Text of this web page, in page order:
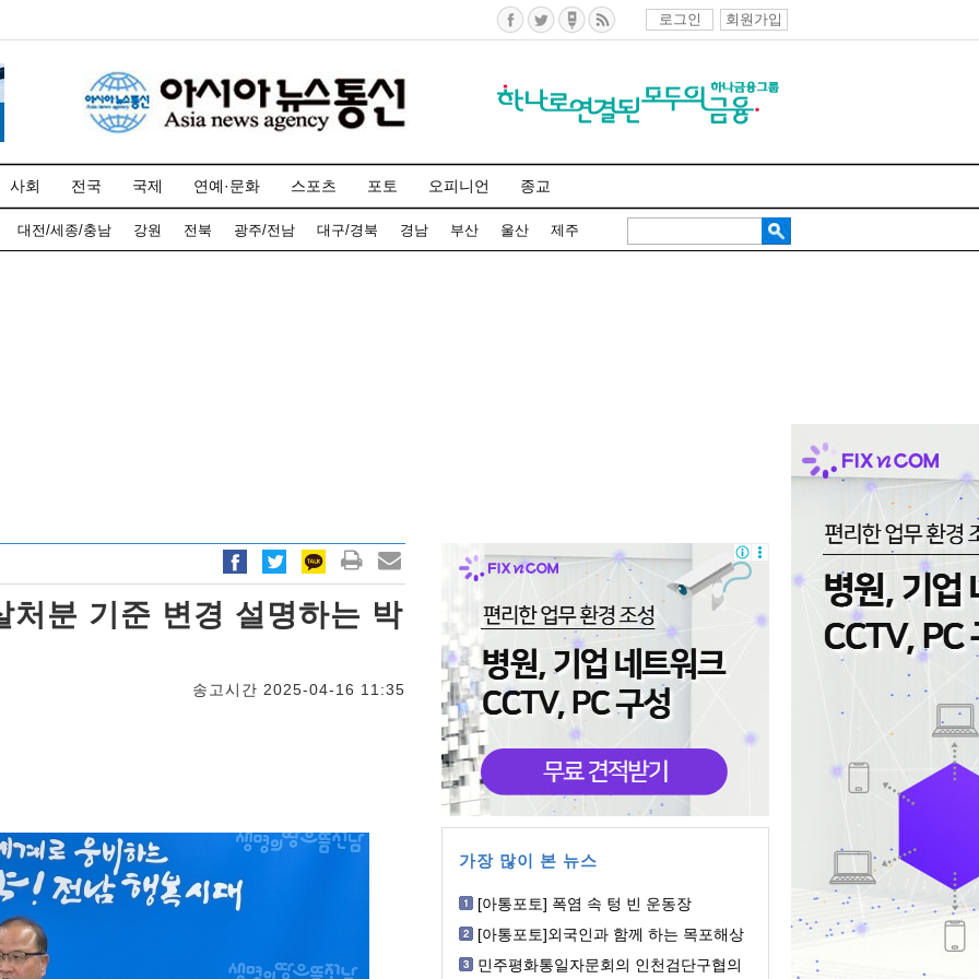
로그인 회원가입
사회 전국 국제 연예·문화 스포츠 포토 오피니언 종교
대전/세종/충남 강원 전북 광주/전남 대구/경북 경남 부산 울산 제주
처분 기준 변경 설명하는 박
송고시간 2025-04-16 11:35
가장 많이 본 뉴스
[아통포토] 폭염 속 텅 빈 운동장
[아통포토]외국인과 함께 하는 목포해상
민주평화통일자문회의 인천검단구협의